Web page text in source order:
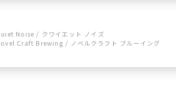
Noise / クワイエット ノイズ
Craft Brewing / ノベルクラフト ブルーイング